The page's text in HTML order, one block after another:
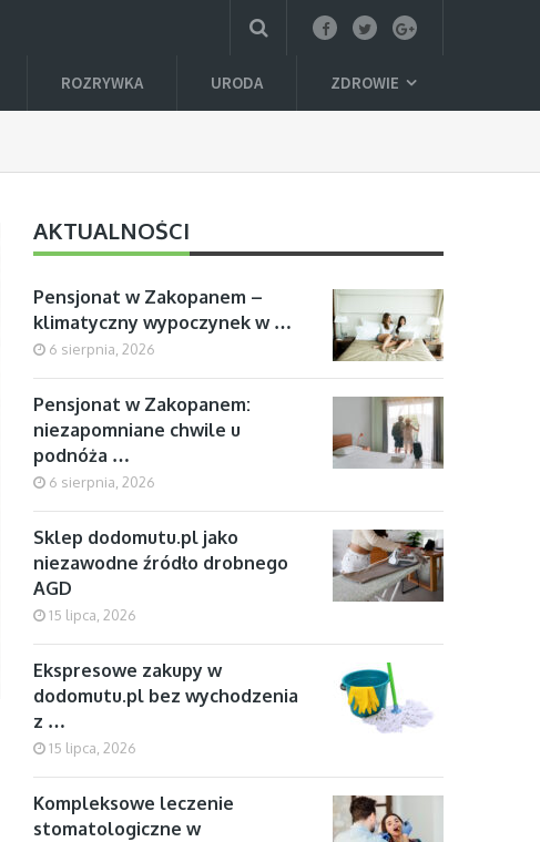
ROZRYWKA URODA ZDROWIE
AKTUALNOŚCI
Pensjonat w Zakopanem –
klimatyczny wypoczynek w …
6 sierpnia, 2026
Pensjonat w Zakopanem:
niezapomniane chwile u
podnóża …
6 sierpnia, 2026
Sklep dodomutu.pl jako
niezawodne źródło drobnego
AGD
15 lipca, 2026
Ekspresowe zakupy w
dodomutu.pl bez wychodzenia
z …
15 lipca, 2026
Kompleksowe leczenie
stomatologiczne w